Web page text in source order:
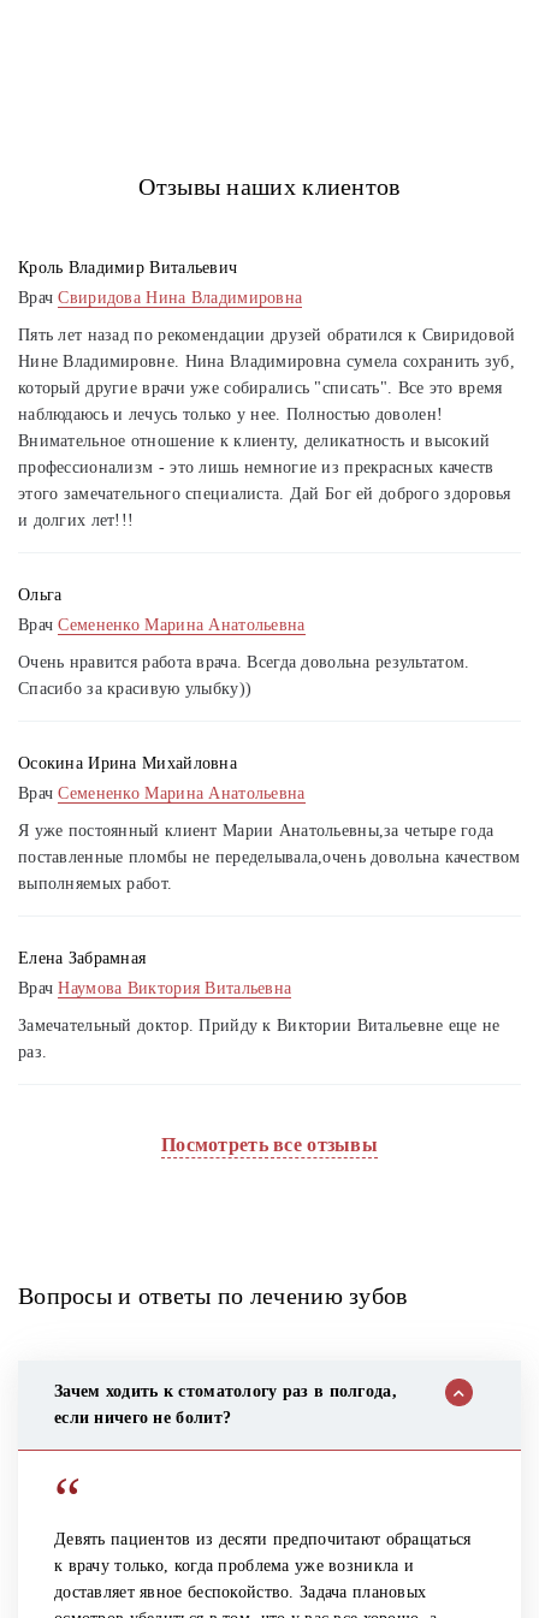
Отзывы наших клиентов
Кроль Владимир Витальевич
ВрачСвиридова Нина Владимировна
Пять лет назад по рекомендации друзей обратился к Свиридовой
Нине Владимировне. Нина Владимировна сумела сохранить зуб,
который другие врачи уже собирались "списать". Все это время
наблюдаюсь и лечусь только у нее. Полностью доволен!
Внимательное отношение к клиенту, деликатность и высокий
профессионализм - это лишь немногие из прекрасных качеств
этого замечательного специалиста. Дай Бог ей доброго здоровья
и долгих лет!!!
Ольга
ВрачСемененко Марина Анатольевна
Очень нравится работа врача. Всегда довольна результатом.
Спасибо за красивую улыбку))
Осокина Ирина Михайловна
ВрачСемененко Марина Анатольевна
Я уже постоянный клиент Марии Анатольевны,за четыре года
поставленные пломбы не переделывала,очень довольна качеством
выполняемых работ.
Елена Забрамная
ВрачНаумова Виктория Витальевна
Замечательный доктор. Прийду к Виктории Витальевне еще не
раз.
Посмотреть все отзывы
Вопросы и ответы по лечению зубов
Зачем ходить к стоматологу раз в полгода,
если ничего не болит?
“
Девять пациентов из десяти предпочитают обращаться
к врачу только, когда проблема уже возникла и
доставляет явное беспокойство. Задача плановых